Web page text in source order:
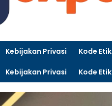
Kebijakan Privasi Kode Etik
Kebijakan Privasi Kode Etik